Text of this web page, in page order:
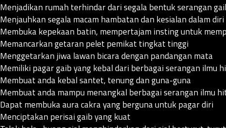
Menjadikan rumah terhindar dari segala bentuk serangan
Menjauhkan segala macam hambatan dan kesialan dalam diri
Membuka kepekaan batin, mempertajam insting untuk
Memancarkan getaran pelet pemikat tingkat tinggi
Menggetarkan jiwa lawan bicara dengan pandangan mata
Memiliki pagar gaib yang kebal dari berbagai serangan ilmu
Membuat anda kebal santet, tenung dan guna-guna
Membuat anda mampu menangkal berbagai serangan ilmu
Dapat membuka aura cakra yang berguna untuk pagar diri
Menciptakan perisai gaib yang kuat